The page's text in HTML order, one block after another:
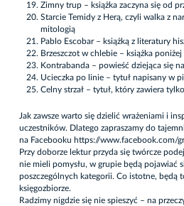
Zimny trup – książka zaczyna się od
Starcie Temidy z Herą, czyli walka z
mitologią
Pablo Escobar – książką z literatury
Brzeszczot w chlebie – książka
Kontrabanda – powieść dziejąca się
Ucieczka po linie – tytuł napisany w
Celny strzał – tytuł, który zawiera
Jak zawsze warto się dzielić wrażeniami i
uczestników. Dlatego zapraszamy do
na Facebooku https://www.facebook.com/
Przy doborze lektur przyda się twórcze
nie mieli pomysłu, w grupie będą pojawiać
poszczególnych kategorii. Co istotne, będą
księgozbiorze.
Radzimy nigdzie się nie spieszyć – na